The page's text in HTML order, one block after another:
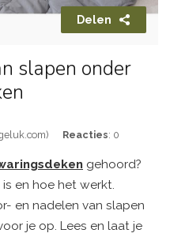
Delen
slapen onder
Reacties: 0
gehoord?
en hoe het werkt.
en nadelen van slapen
je op. Lees en laat je